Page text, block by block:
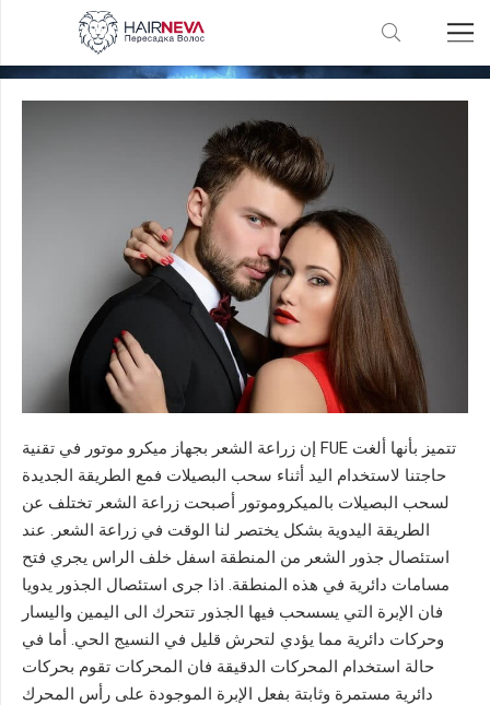
زراعة الشعر يدوياً أو بجهاز موتور؟
إن زراعة الشعر بجهاز ميكرو موتور في تقنية FUE تتميز بأنها ألغت
حاجتنا لاستخدام اليد أثناء سحب البصيلات فمع الطريقة الجديدة
لسحب البصيلات بالميكروموتور أصبحت زراعة الشعر تختلف عن
الطريقة اليدوية بشكل يختصر لنا الوقت في زراعة الشعر. عند
استئصال جذور الشعر من المنطقة اسفل خلف الراس يجري فتح
مسامات دائرية في هذه المنطقة. اذا جرى استئصال الجذور يدويا
فان الإبرة التي يسسحب فيها الجذور تتحرك الى اليمين واليسار
وحركات دائرية مما يؤدي لتحرش قليل في النسيج الحي. أما في
حالة استخدام المحركات الدقيقة فان المحركات تقوم بحركات
دائرية مستمرة وثابتة بفعل الإبرة الموجودة على رأس المحرك